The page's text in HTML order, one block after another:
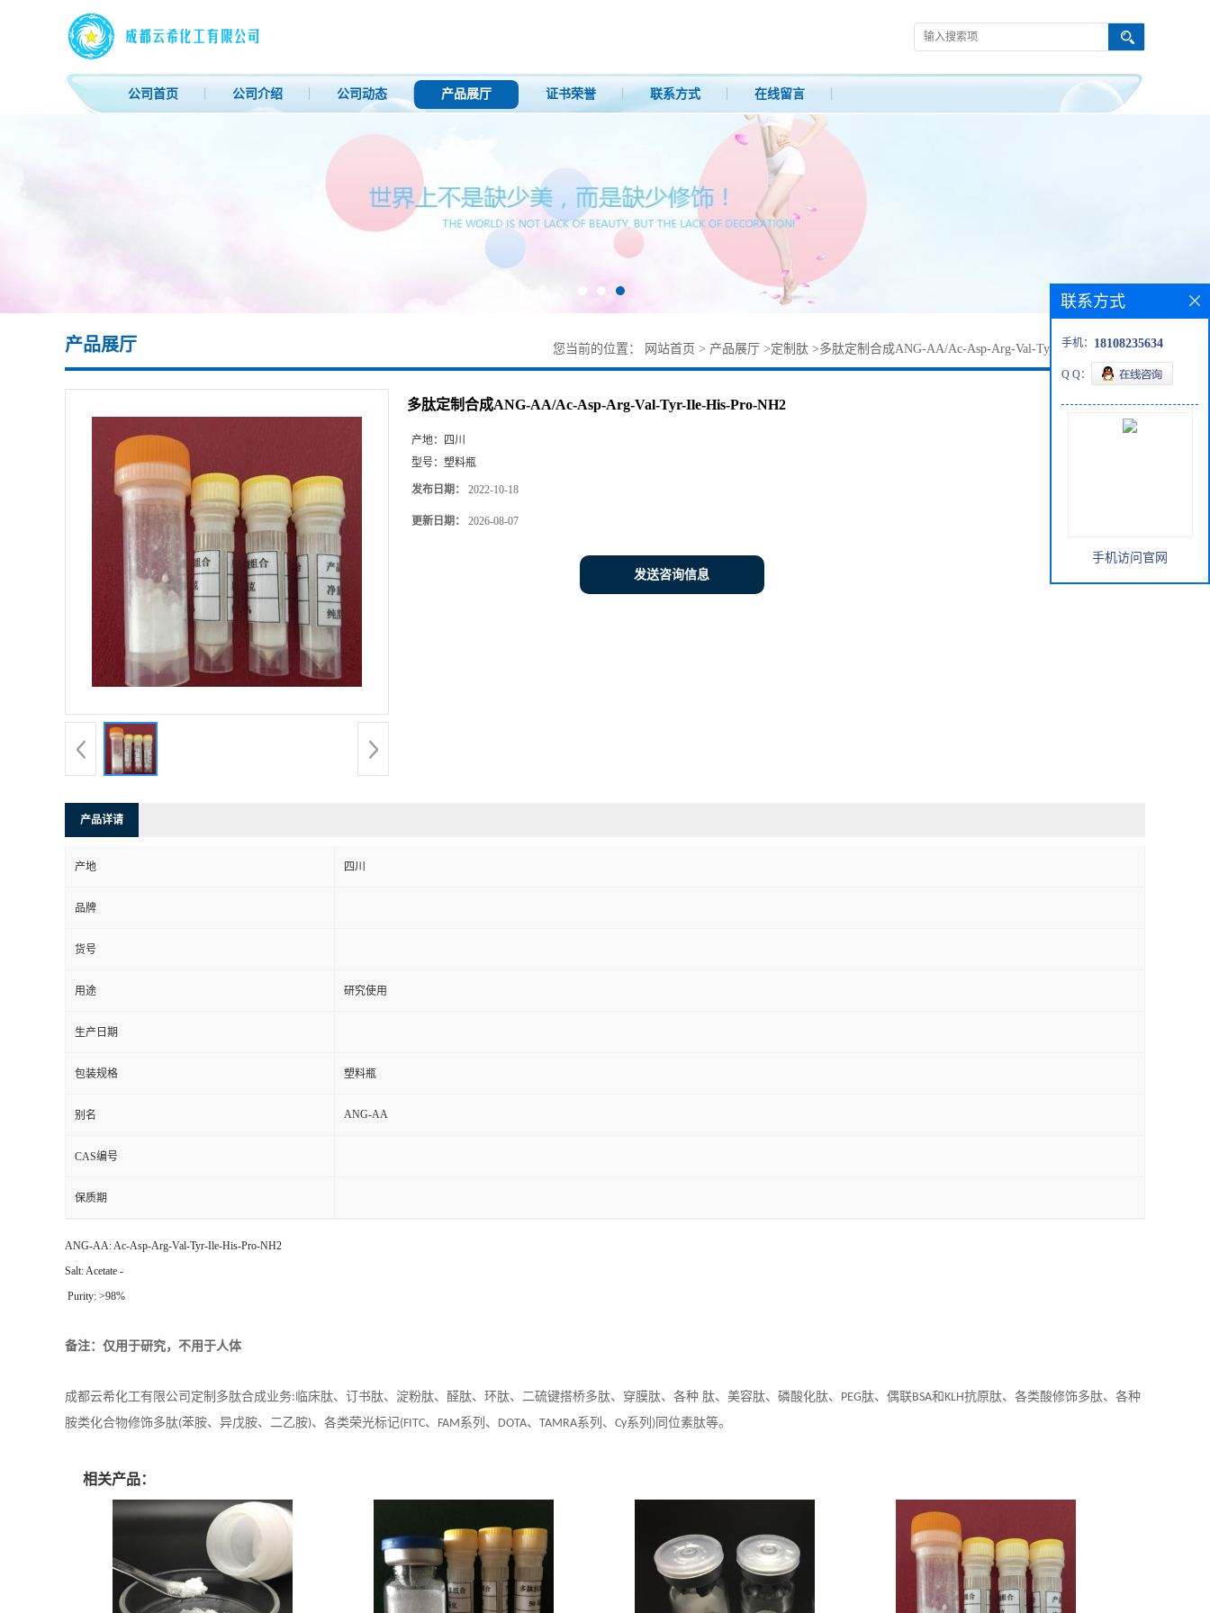
公司首页 公司介绍 公司动态 产品展厅 证书荣誉 联系方式 在线留言
产品展厅 您当前的位置： 网站首页 > 产品展厅 >定制肽 >多肽定制合成ANG-AA/Ac-Asp-Arg-Val-Tyr-Ile-His-Pro-NH2
多肽定制合成ANG-AA/Ac-Asp-Arg-Val-Tyr-Ile-His-Pro-NH2
产地：
四川
型号： 塑料瓶
发布日期： 2022-10-18
更新日期： 2026-08-07
发送咨询信息
产品详请
产地 四川
品牌
货号
用途 研究使用
生产日期
包装规格 塑料瓶
别名 ANG-AA
CAS编号
保质期
ANG-AA: Ac-Asp-Arg-Val-Tyr-Ile-His-Pro-NH2
Salt: Acetate -
Purity: >98%
备注：仅用于研究，不用于人体
成都云希化工有限公司定制多肽合成业务: 临床肽、订书肽、淀粉肽、醛肽、环肽、二硫键搭桥多肽、穿膜肽、各种 肽、美容肽、磷酸化肽、 PEG肽、偶联BSA和KLH抗原肽、各类酸修饰多肽、各种
胺类化合物修饰多肽(苯胺、异戊胺、二乙胺)、各类荣光标记(FITC、 FAM系列、 DOTA、 TAMRA系列、 Cy系列 ) 同位素肽等。
相关产品：
联系方式
手机： 18108235634
Q Q：
手机访问官网